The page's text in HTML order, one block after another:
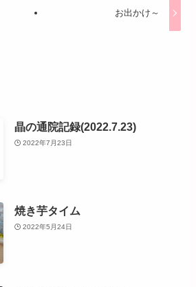
お出かけ～
晶の通院記録(2022.7.23)
2022年7月23日
焼き芋タイム
2022年5月24日